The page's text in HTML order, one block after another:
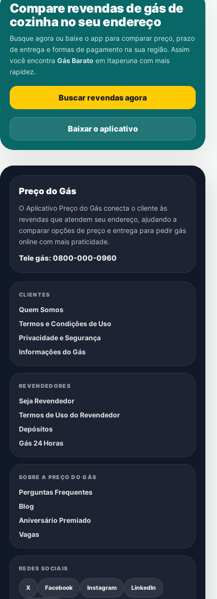
Compare revendas de gás de
cozinha no seu endereço
Busque agora ou baixe o app para comparar preço, prazo
de entrega e formas de pagamento na sua região. Assim
você encontra Gás Barato em Itaperuna com mais
rapidez.
Buscar revendas agora
Baixar o aplicativo
Preço do Gás
O Aplicativo Preço do Gás conecta o cliente às
revendas que atendem seu endereço, ajudando a
comparar opções de preço e entrega para pedir gás
online com mais praticidade.
Tele gás: 0800-000-0960
CLIENTES
Quem Somos
Termos e Condições de Uso
Privacidade e Segurança
Informações do Gás
REVENDEDORES
Seja Revendedor
Termos de Uso do Revendedor
Depósitos
Gás 24 Horas
SOBRE A PREÇO DO GÁS
Perguntas Frequentes
Blog
Aniversário Premiado
Vagas
REDES SOCIAIS
X Facebook Instagram LinkedIn